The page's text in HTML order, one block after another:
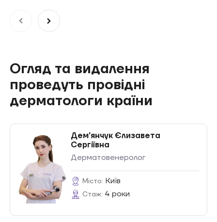
Огляд та видалення
проведуть провідні
дерматологи країни
Дерматовенеролог
Дем'янчук Єлизавета
Сергіївна
Місто: Київ
Стаж: 4 роки